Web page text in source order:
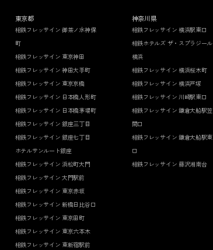
東京都
相鉄フレッサイン 御茶ノ水神保
町
相鉄フレッサイン 東京神田
相鉄フレッサイン 神田大手町
相鉄フレッサイン 東京京橋
相鉄フレッサイン 日本橋人形町
相鉄フレッサイン 日本橋茅場町
相鉄フレッサイン 銀座三丁目
相鉄フレッサイン 銀座七丁目
ホテルサンルート銀座
相鉄フレッサイン 浜松町大門
相鉄フレッサイン 大門駅前
相鉄フレッサイン 東京赤坂
相鉄フレッサイン 新橋日比谷口
相鉄フレッサイン 東京田町
相鉄フレッサイン 東京六本木
相鉄フレッサイン 東新宿駅前
神奈川県
相鉄フレッサイン 横浜駅東口
相鉄ホテルズ ザ・スプラジール
横浜
相鉄フレッサイン 横浜桜木町
相鉄フレッサイン 横浜戸塚
相鉄フレッサイン 川崎駅東口
相鉄フレッサイン 鎌倉大船駅笠
間口
相鉄フレッサイン 鎌倉大船駅東
口
相鉄フレッサイン 藤沢湘南台